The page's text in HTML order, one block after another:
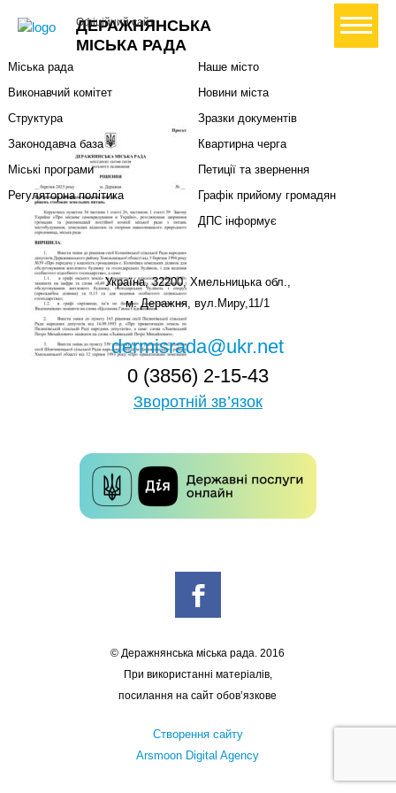
ДЕРАЖНЯНСЬКА
МІСЬКА РАДА
Офіційний сайт+ Створити петицію
Міський голова
Міська рада
Виконавчий комітет
Структура
Законодавча база
Міські програми
Регуляторна політика
Наше місто
Новини міста
Зразки документів
Квартирна черга
Петиції та звернення
Графік прийому громадян
ДПС інформує
Україна, 32200, Хмельницька обл.,
м. Деражня, вул.Миру,11/1
dermisrada@ukr.net
0 (3856) 2-15-43
Зворотній зв’язок
© Деражнянська міська рада. 2016
При використанні матеріалів,
посилання на сайт обов’язкове
Створення сайту
Arsmoon Digital Agency